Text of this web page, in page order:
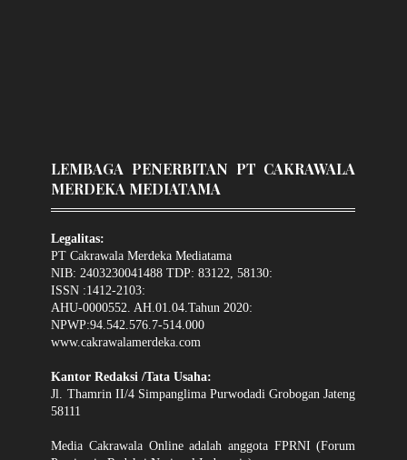
LEMBAGA PENERBITAN PT CAKRAWALA
MERDEKA MEDIATAMA
Legalitas:
PT Cakrawala Merdeka Mediatama
NIB: 2403230041488 TDP: 83122, 58130:
ISSN :1412-2103:
AHU-0000552. AH.01.04.Tahun 2020:
NPWP:94.542.576.7-514.000
www.cakrawalamerdeka.com
Kantor Redaksi /Tata Usaha:
Jl. Thamrin II/4 Simpanglima Purwodadi Grobogan Jateng
58111
Media Cakrawala Online adalah anggota FPRNI (Forum